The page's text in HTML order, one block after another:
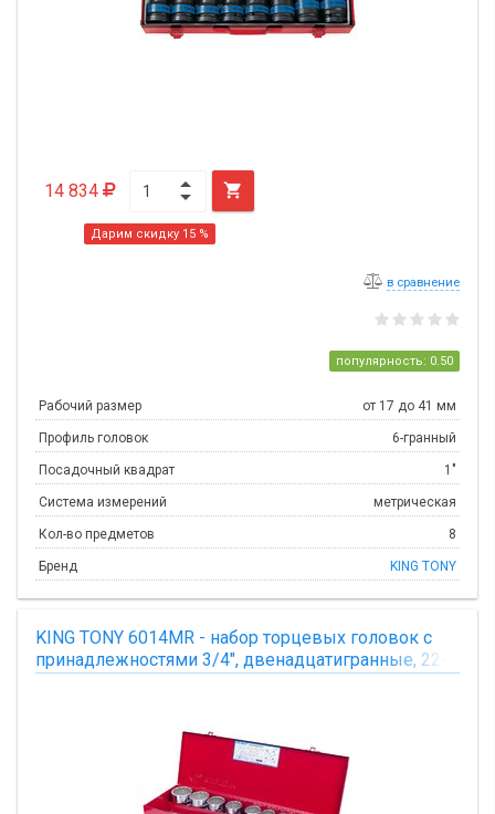
14 834 
Дарим скидку 15 %
в сравнение
популярность: 0.50
Рабочий размер от 17 до 41 мм
Профиль головок 6-гранный
Посадочный квадрат 1"
Система измерений метрическая
Кол-во предметов 8
Бренд KING TONY
KING TONY 6014MR - набор торцевых головок с
принадлежностями 3/4", двенадцатигранные, 22-